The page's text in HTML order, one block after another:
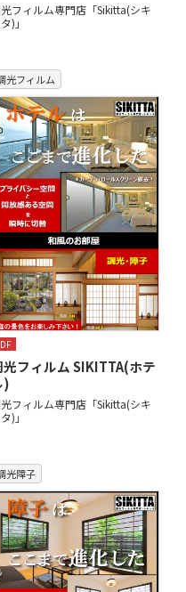
フィルム専門店「Sikitta(シキ
)」
光フィルム
光フィルム SIKITTA(ホテ
)
フィルム専門店「Sikitta(シキ
)」
光障子